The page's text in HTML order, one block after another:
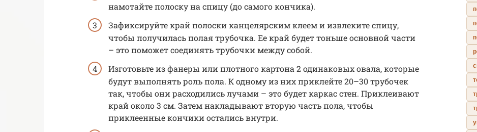
намотайте полоску на спицу (до самого кончика).
Зафиксируйте край полоски канцелярским клеем и извлеките спицу,
чтобы получилась полая трубочка. Ее край будет тоньше основной части
– это поможет соединять трубочки между собой.
Изготовьте из фанеры или плотного картона 2 одинаковых овала, которые
будут выполнять роль пола. К одному из них приклейте 20–30 трубочек
так, чтобы они расходились лучами – это будет каркас стен. Приклеивают
край около 3 см. Затем накладывают вторую часть пола, чтобы
приклеенные кончики остались внутри.